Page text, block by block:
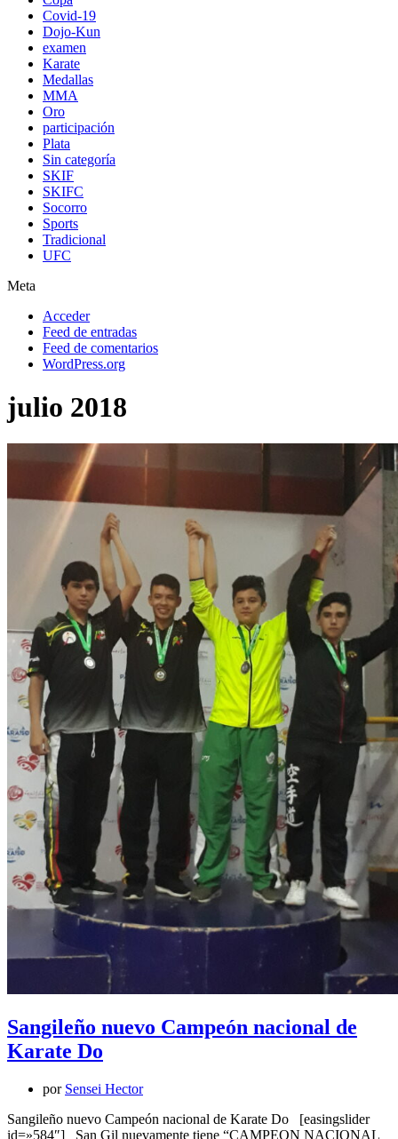
Covid-19
Dojo-Kun
examen
Karate
Medallas
MMA
Oro
participación
Plata
Sin categoría
SKIF
SKIFC
Socorro
Sports
Tradicional
UFC
Meta
Acceder
Feed de entradas
Feed de comentarios
WordPress.org
julio 2018
Sangileño nuevo Campeón nacional de
Karate Do
por Sensei Hector
Sangileño nuevo Campeón nacional de Karate Do [easingslider
id=»584″] San Gil nuevamente tiene “CAMPEON NACIONAL